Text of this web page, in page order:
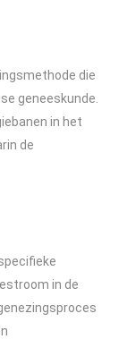
die
geneeskunde.
in het
de
in de